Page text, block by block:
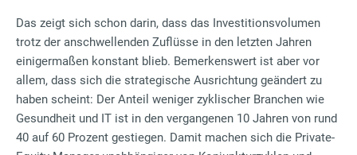
Das zeigt sich schon darin, dass das Investitionsvolumen
trotz der anschwellenden Zuflüsse in den letzten Jahren
einigermaßen konstant blieb. Bemerkenswert ist aber vor
allem, dass sich die strategische Ausrichtung geändert zu
haben scheint: Der Anteil weniger zyklischer Branchen wie
Gesundheit und IT ist in den vergangenen 10 Jahren von rund
40 auf 60 Prozent gestiegen. Damit machen sich die Private-